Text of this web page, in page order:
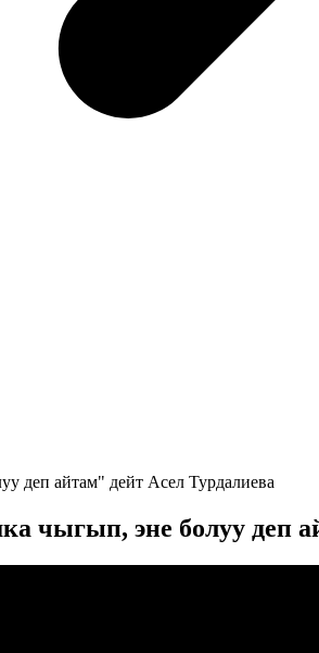
деп айтам" дейт Асел Турдалиева
чыгып, эне болуу деп